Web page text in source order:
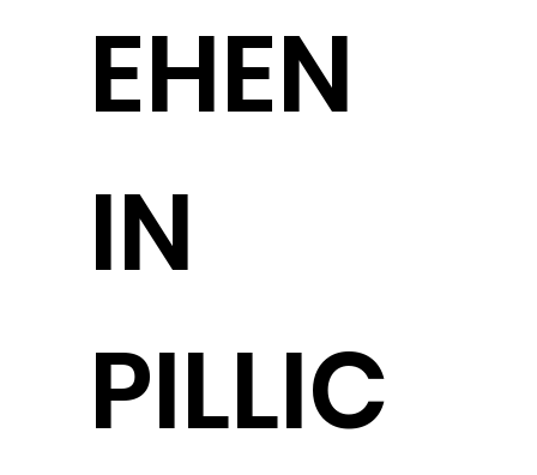
EHEN
IN
PILLIC